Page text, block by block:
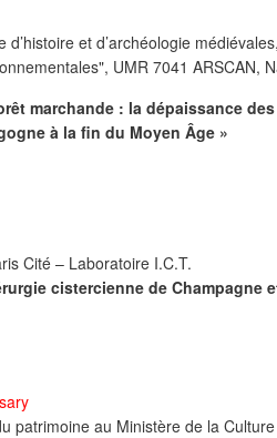
d’histoire et d’archéologie
UMR 7041 ARSCAN,
marchande : la dépaissance
à la fin du Moyen Âge »
Cité – Laboratoire I.C.T.
cistercienne de Champagne
patrimoine au Ministère de la